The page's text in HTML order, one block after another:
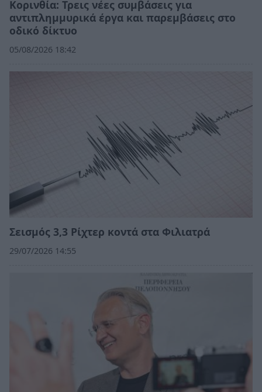
Κορινθία: Τρεις νέες συμβάσεις για
αντιπλημμυρικά έργα και παρεμβάσεις στο
οδικό δίκτυο
05/08/2026 18:42
Σεισμός 3,3 Ρίχτερ κοντά στα Φιλιατρά
29/07/2026 14:55